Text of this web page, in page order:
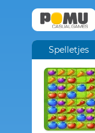
Spelletjes